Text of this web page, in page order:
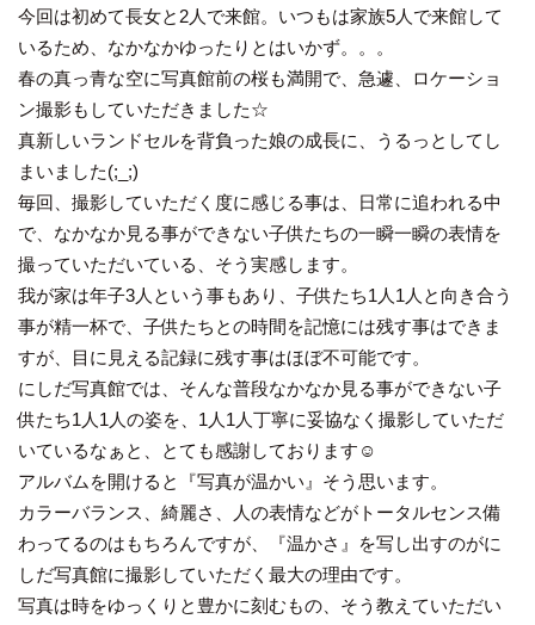
今回は初めて長女と2人で来館。いつもは家族5人で来館して
いるため、なかなかゆったりとはいかず。。。
春の真っ青な空に写真館前の桜も満開で、急遽、ロケーショ
ン撮影もしていただきました☆
真新しいランドセルを背負った娘の成長に、うるっとしてし
まいました(;_;)
毎回、撮影していただく度に感じる事は、日常に追われる中
で、なかなか見る事ができない子供たちの一瞬一瞬の表情を
撮っていただいている、そう実感します。
我が家は年子3人という事もあり、子供たち1人1人と向き合う
事が精一杯で、子供たちとの時間を記憶には残す事はできま
すが、目に見える記録に残す事はほぼ不可能です。
にしだ写真館では、そんな普段なかなか見る事ができない子
供たち1人1人の姿を、1人1人丁寧に妥協なく撮影していただ
いているなぁと、とても感謝しております☺︎
アルバムを開けると『写真が温かい』そう思います。
カラーバランス、綺麗さ、人の表情などがトータルセンス備
わってるのはもちろんですが、『温かさ』を写し出すのがに
しだ写真館に撮影していただく最大の理由です。
写真は時をゆっくりと豊かに刻むもの、そう教えていただい